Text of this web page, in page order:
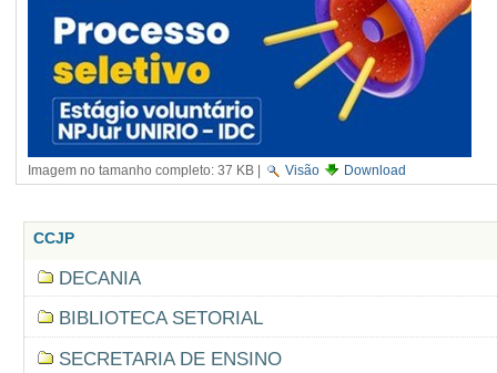
Imagem no tamanho completo: 37 KB| Visão Download
CCJP
DECANIA
BIBLIOTECA SETORIAL
SECRETARIA DE ENSINO